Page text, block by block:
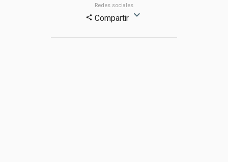
Redes sociales
share Compartir expand_more